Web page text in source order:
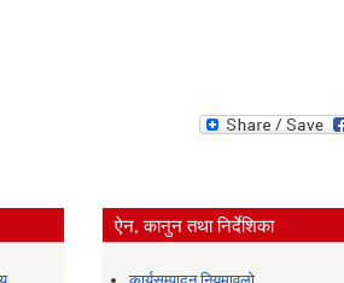
ऐन, कानुन तथा निर्देशिका